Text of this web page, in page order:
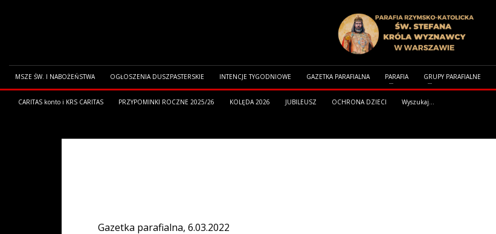
MSZE ŚW. I NABOŻEŃSTWA OGŁOSZENIA DUSZPASTERSKIE INTENCJE TYGODNIOWE GAZETKA PARAFIALNA PARAFIA GRUPY PARAFIALNE
CARITAS konto i KRS CARITAS PRZYPOMINKI ROCZNE 2025/26 KOLĘDA 2026 JUBILEUSZ OCHRONA DZIECI Wyszukaj...
Gazetka parafialna, 6.03.2022